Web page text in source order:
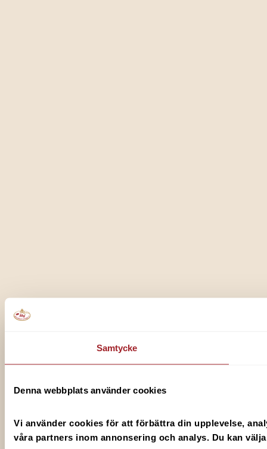
Samtycke
Denna webbplats använder cookies
Vi använder cookies för att förbättra din upplevelse,
våra partners inom annonsering och analys. Du kan